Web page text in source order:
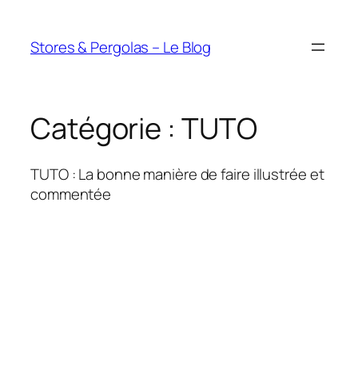
contenu
Stores & Pergolas – Le Blog
Catégorie : TUTO
TUTO : La bonne manière de faire illustrée et
commentée